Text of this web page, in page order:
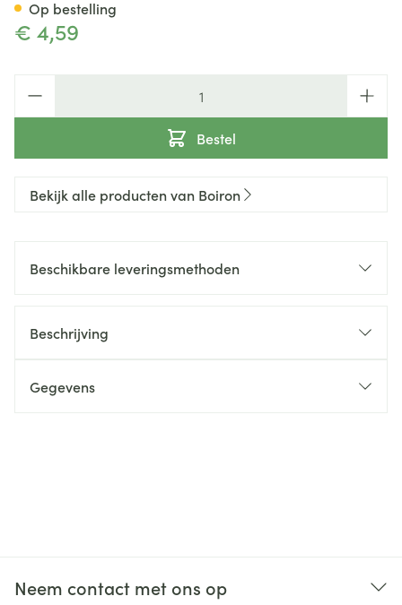
€ 4,59
Bestel
Op bestelling
Bekijk alle producten van Boiron
Beschikbare leveringsmethoden
Beschrijving
Gegevens
Neem contact met ons op